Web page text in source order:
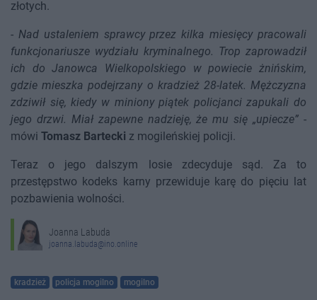
złotych.
- Nad ustaleniem sprawcy przez kilka miesięcy pracowali
funkcjonariusze wydziału kryminalnego. Trop zaprowadził
ich do Janowca Wielkopolskiego w powiecie żnińskim,
gdzie mieszka podejrzany o kradzież 28-latek. Mężczyzna
zdziwił się, kiedy w miniony piątek policjanci zapukali do
jego drzwi. Miał zapewne nadzieję, że mu się „upiecze” -
mówi Tomasz Bartecki z mogileńskiej policji.
Teraz o jego dalszym losie zdecyduje sąd. Za to
przestępstwo kodeks karny przewiduje karę do pięciu lat
pozbawienia wolności.
Joanna Labuda
joanna.labuda@ino.online
kradzież policja mogilno mogilno